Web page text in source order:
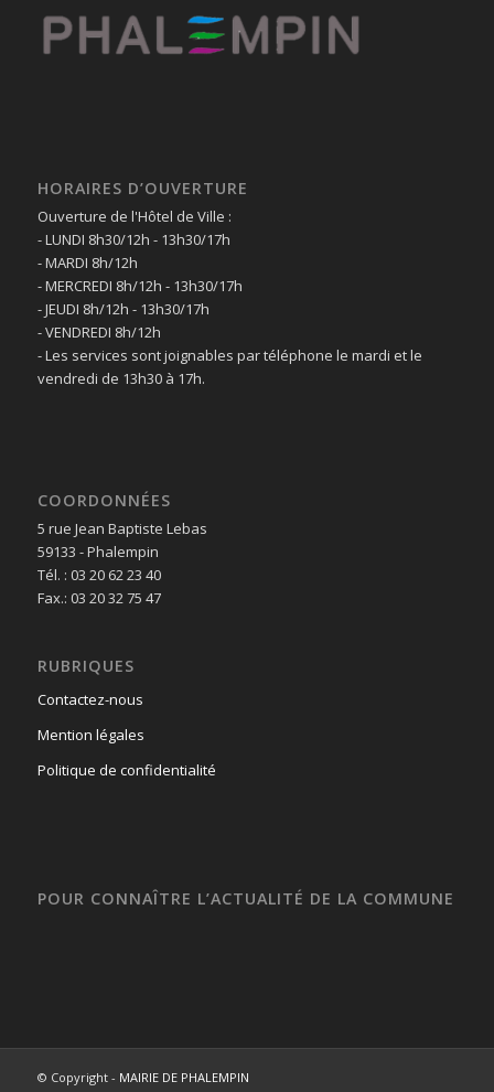
HORAIRES D’OUVERTURE
Ouverture de l'Hôtel de Ville :
- LUNDI 8h30/12h - 13h30/17h
- MARDI 8h/12h
- MERCREDI 8h/12h - 13h30/17h
- JEUDI 8h/12h - 13h30/17h
- VENDREDI 8h/12h
- Les services sont joignables par téléphone le mardi et le
vendredi de 13h30 à 17h.
COORDONNÉES
5 rue Jean Baptiste Lebas
59133 - Phalempin
Tél. : 03 20 62 23 40
Fax.: 03 20 32 75 47
RUBRIQUES
Contactez-nous
Mention légales
Politique de confidentialité
POUR CONNAÎTRE L’ACTUALITÉ DE LA COMMUNE
© Copyright - MAIRIE DE PHALEMPIN